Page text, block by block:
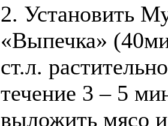
2. Установить
«Выпечка»
ст.л.
течение 3 – 5
выложить мясо